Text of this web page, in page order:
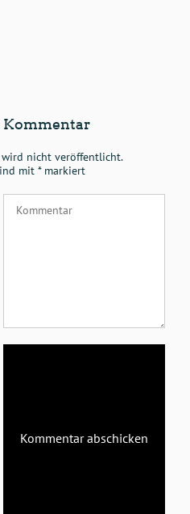
Kommentar
wird nicht veröffentlicht.
mit *markiert